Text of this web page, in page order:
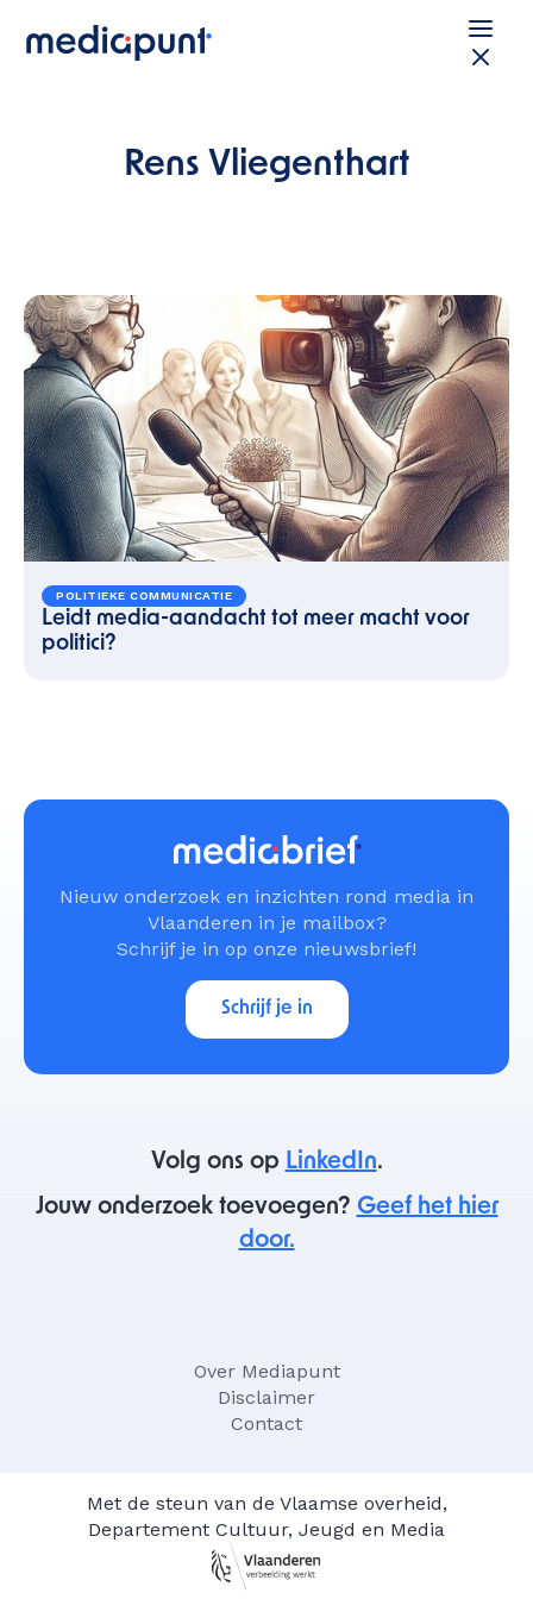
Rens Vliegenthart
POLITIEKE COMMUNICATIE
Leidt media-aandacht tot meer macht voor
politici?
Nieuw onderzoek en inzichten rond media in
Vlaanderen in je mailbox?
Schrijf je in op onze nieuwsbrief!
Schrijf je in
Volg ons op LinkedIn.
Jouw onderzoek toevoegen? Geef het hier
door.
Over Mediapunt
Disclaimer
Contact
Met de steun van de Vlaamse overheid,
Departement Cultuur, Jeugd en Media